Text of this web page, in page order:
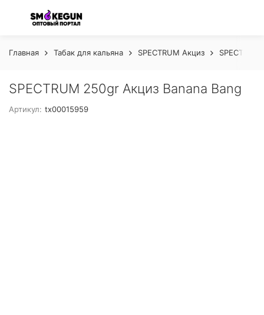
Главная Табак для кальяна SPECTRUM Акциз
SPECTRUM 250gr Акциз Banana Bang
Артикул: tx00015959